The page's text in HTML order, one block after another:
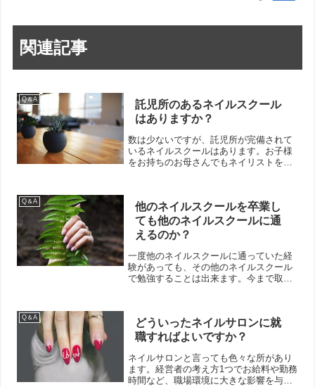
関連記事
Q＆A
託児所のあるネイルスクール
はありますか？
数は少ないですが、託児所が完備されて
いるネイルスクールはあります。お子様
をお持ちのお母さんでもネイリストを目
Q＆A
他のネイルスクールを卒業し
ても他のネイルスクールに通
えるのか？
一度他のネイルスクールに通っていた経
験があっても、その他のネイルスクール
で勉強することは出来ます。今まで取得
Q＆A
どういったネイルサロンに就
職すればよいですか？
ネイルサロンと言っても色々な所があり
ます。経営者の考え方1つでお給料や勤務
時間など、職場環境に大きな影響を与え